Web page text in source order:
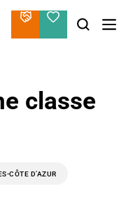
classe
CÔTE D’AZUR